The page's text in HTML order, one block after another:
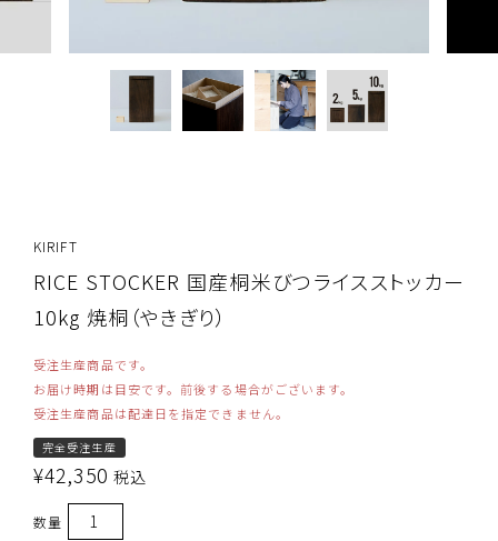
KIRIFT
RICE STOCKER 国産桐米びつライスストッカー
10kg 焼桐（やきぎり）
受注生産商品です。
お届け時期は目安です。前後する場合がございます。
受注生産商品は配達日を指定できません。
完全受注生産
¥42,350 税込